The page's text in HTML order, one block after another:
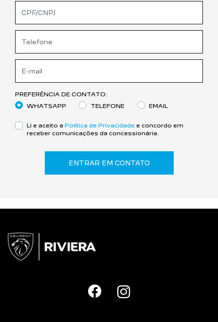
PREFERÊNCIA DE CONTATO:
WHATSAPP
TELEFONE EMAIL
Li e aceito a Política de Privacidade e concordo em
receber comunicações da concessionária.
ENTRAR EM CONTATO